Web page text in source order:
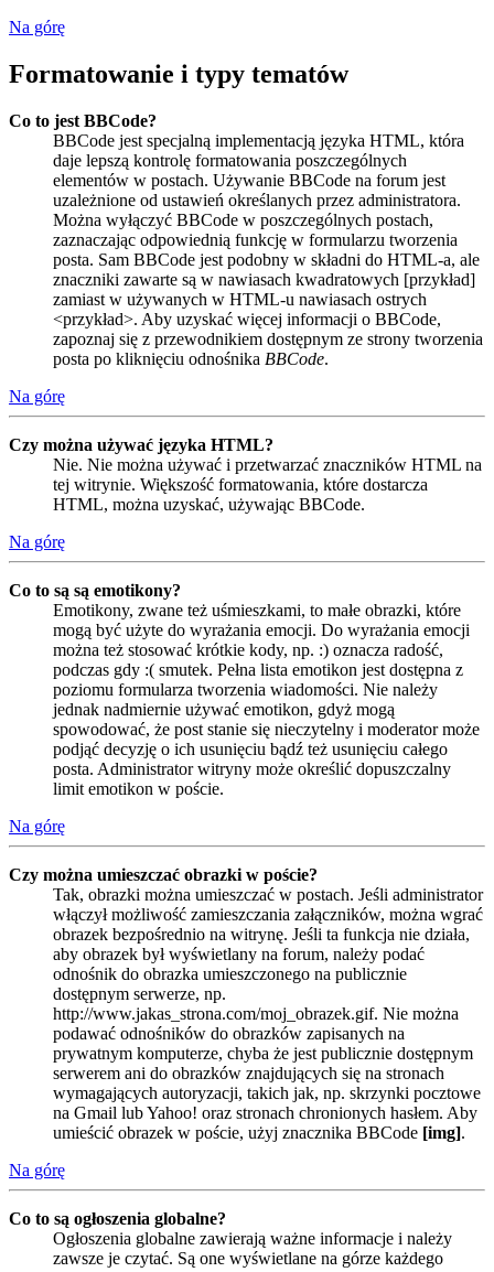
Na górę
Formatowanie i typy tematów
Co to jest BBCode?
BBCode jest specjalną implementacją języka HTML, która
daje lepszą kontrolę formatowania poszczególnych
elementów w postach. Używanie BBCode na forum jest
uzależnione od ustawień określanych przez administratora.
Można wyłączyć BBCode w poszczególnych postach,
zaznaczając odpowiednią funkcję w formularzu tworzenia
posta. Sam BBCode jest podobny w składni do HTML-a, ale
znaczniki zawarte są w nawiasach kwadratowych [przykład]
zamiast w używanych w HTML-u nawiasach ostrych
<przykład>. Aby uzyskać więcej informacji o BBCode,
zapoznaj się z przewodnikiem dostępnym ze strony tworzenia
posta po kliknięciu odnośnika BBCode.
Na górę
Czy można używać języka HTML?
Nie. Nie można używać i przetwarzać znaczników HTML na
tej witrynie. Większość formatowania, które dostarcza
HTML, można uzyskać, używając BBCode.
Na górę
Co to są są emotikony?
Emotikony, zwane też uśmieszkami, to małe obrazki, które
mogą być użyte do wyrażania emocji. Do wyrażania emocji
można też stosować krótkie kody, np. :) oznacza radość,
podczas gdy :( smutek. Pełna lista emotikon jest dostępna z
poziomu formularza tworzenia wiadomości. Nie należy
jednak nadmiernie używać emotikon, gdyż mogą
spowodować, że post stanie się nieczytelny i moderator może
podjąć decyzję o ich usunięciu bądź też usunięciu całego
posta. Administrator witryny może określić dopuszczalny
limit emotikon w poście.
Na górę
Czy można umieszczać obrazki w poście?
Tak, obrazki można umieszczać w postach. Jeśli administrator
włączył możliwość zamieszczania załączników, można wgrać
obrazek bezpośrednio na witrynę. Jeśli ta funkcja nie działa,
aby obrazek był wyświetlany na forum, należy podać
odnośnik do obrazka umieszczonego na publicznie
dostępnym serwerze, np.
http://www.jakas_strona.com/moj_obrazek.gif. Nie można
podawać odnośników do obrazków zapisanych na
prywatnym komputerze, chyba że jest publicznie dostępnym
serwerem ani do obrazków znajdujących się na stronach
wymagających autoryzacji, takich jak, np. skrzynki pocztowe
na Gmail lub Yahoo! oraz stronach chronionych hasłem. Aby
umieścić obrazek w poście, użyj znacznika BBCode [img].
Na górę
Co to są ogłoszenia globalne?
Ogłoszenia globalne zawierają ważne informacje i należy
zawsze je czytać. Są one wyświetlane na górze każdego